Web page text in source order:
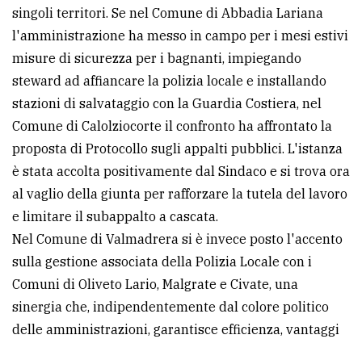
singoli territori. Se nel Comune di Abbadia Lariana
l'amministrazione ha messo in campo per i mesi estivi
misure di sicurezza per i bagnanti, impiegando
steward ad affiancare la polizia locale e installando
stazioni di salvataggio con la Guardia Costiera, nel
Comune di Calolziocorte il confronto ha affrontato la
proposta di Protocollo sugli appalti pubblici. L'istanza
è stata accolta positivamente dal Sindaco e si trova ora
al vaglio della giunta per rafforzare la tutela del lavoro
e limitare il subappalto a cascata.
Nel Comune di Valmadrera si è invece posto l'accento
sulla gestione associata della Polizia Locale con i
Comuni di Oliveto Lario, Malgrate e Civate, una
sinergia che, indipendentemente dal colore politico
delle amministrazioni, garantisce efficienza, vantaggi